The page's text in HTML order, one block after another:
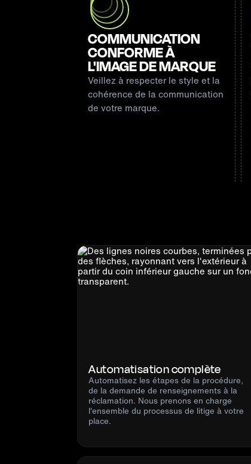
COMMUNICATION
CONFORME À
L'IMAGE DE MARQUE
Veillez à respecter le style et la
cohérence de la communication
de votre marque.
Automatisation complète
Automatisez les étapes de la procédure,
de la demande de renseignements à la
réclamation. Nous prenons en charge
l'ensemble du processus de litige à votre
place.